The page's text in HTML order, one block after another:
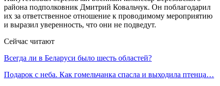
района подполковник Дмитрий Ковальчук. Он поблагодарил
их за ответственное отношение к проводимому мероприятию
и выразил уверенность, что они не подведут.
Сейчас читают
Всегда ли в Беларуси было шесть областей?
Подарок с неба. Как гомельчанка спасла и выходила птенца…